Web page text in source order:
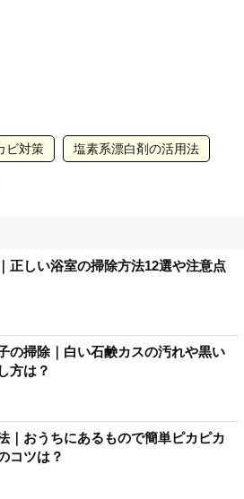
ビ対策 塩素系漂白剤の活用法
正しい浴室の掃除方法12選や注意点
の掃除｜白い石鹸カスの汚れや黒い
方は？
｜おうちにあるもので簡単ピカピカ
コツは？